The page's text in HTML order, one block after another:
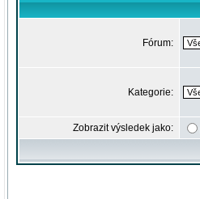
Fórum:
Kategorie:
Zobrazit výsledek jako: